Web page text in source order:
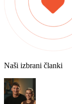
Naši izbrani članki